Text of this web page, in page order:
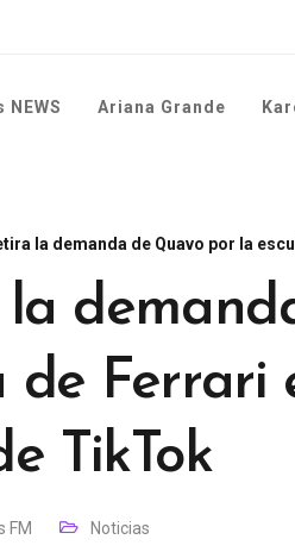
NEWS Ariana Grande
la demanda de Quavo por la
de Ferrari
TikTok
FM Noticias